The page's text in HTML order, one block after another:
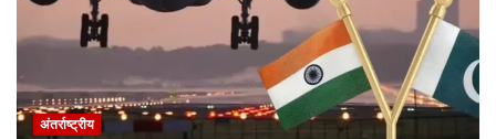
अंतर्राष्ट्रीय